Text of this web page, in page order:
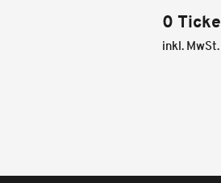
0
inkl.